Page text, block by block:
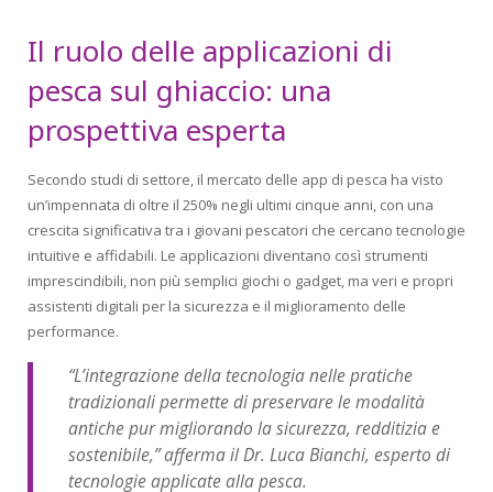
Il ruolo delle applicazioni di
pesca sul ghiaccio: una
prospettiva esperta
Secondo studi di settore, il mercato delle app di pesca ha visto
un’impennata di oltre il 250% negli ultimi cinque anni, con una
crescita significativa tra i giovani pescatori che cercano tecnologie
intuitive e affidabili. Le applicazioni diventano così strumenti
imprescindibili, non più semplici giochi o gadget, ma veri e propri
assistenti digitali per la sicurezza e il miglioramento delle
performance.
“L’integrazione della tecnologia nelle pratiche
tradizionali permette di preservare le modalità
antiche pur migliorando la sicurezza, redditizia e
sostenibile,”afferma il Dr. Luca Bianchi, esperto di
tecnologie applicate alla pesca.